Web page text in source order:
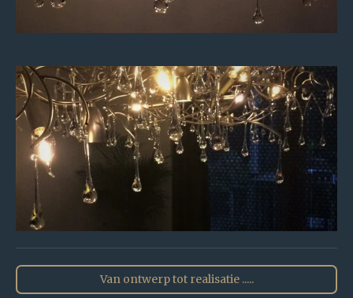
Van ontwerp tot realisatie .....